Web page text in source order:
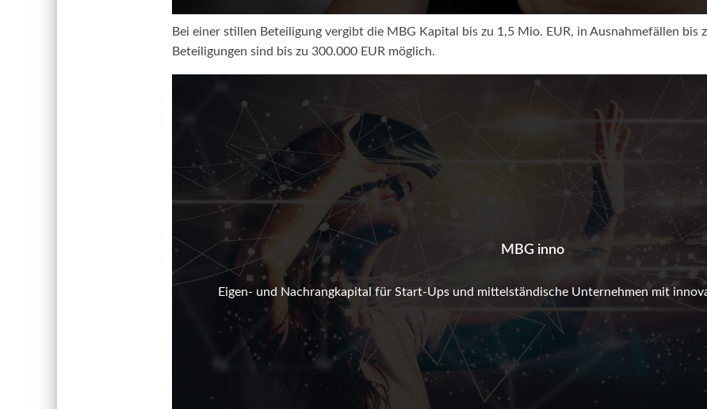
Bei einer stillen Beteiligung vergibt die MBG Kapital bis zu 1,5 Mio. EUR, in Ausnahmefällen bis
Beteiligungen sind bis zu 300.000 EUR möglich.
MBG inno
Eigen- und Nachrangkapital für Start-Ups und mittelständische Unternehmen mit